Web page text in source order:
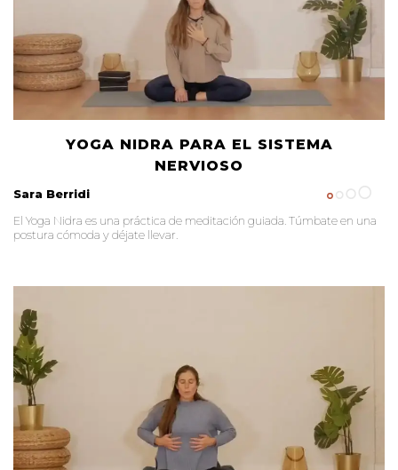
YOGA NIDRA PARA EL SISTEMA
NERVIOSO
Sara Berridi
El Yoga Nidra es una práctica de meditación guiada. Túmbate en una
postura cómoda y déjate llevar.